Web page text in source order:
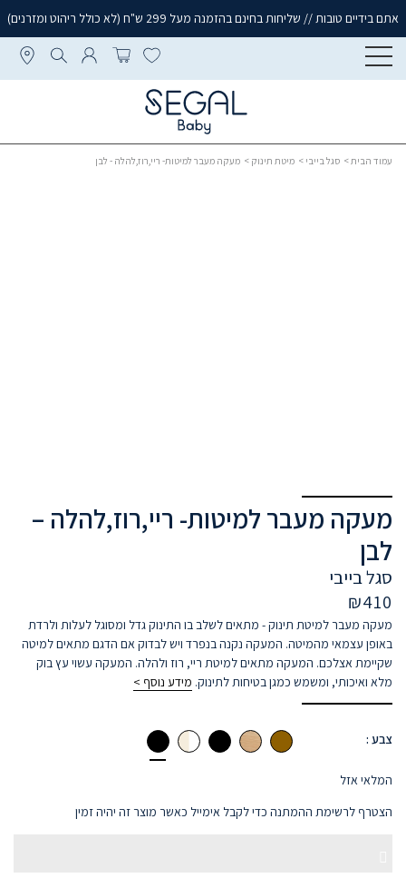
אתם בידיים טובות // שליחות בחינם בהזמנה מעל 299 ש"ח (לא כולל ריהוט ומזרנים)
עמוד הבית> סגל בייבי > מיטת תינוק > מעקה מעבר למיטות- ריי,רוז,להלה - לבן
מעקה מעבר למיטות- ריי,רוז,להלה –
לבן
סגל בייבי
₪410
מעקה מעבר למיטת תינוק - מתאים לשלב בו התינוק גדל ומסוגל לעלות ולרדת
באופן עצמאי מהמיטה. המעקה נקנה בנפרד ויש לבדוק אם הדגם מתאים למיטה
שקיימת אצלכם. המעקה מתאים למיטת ריי, רוז ולהלה. המעקה עשוי עץ בוק
מלא ואיכותי, ומשמש כמגן בטיחות לתינוק. מידע נוסף >
צבע :
המלאי אזל
הצטרף לרשימת ההמתנה כדי לקבל אימייל כאשר מוצר זה יהיה זמין